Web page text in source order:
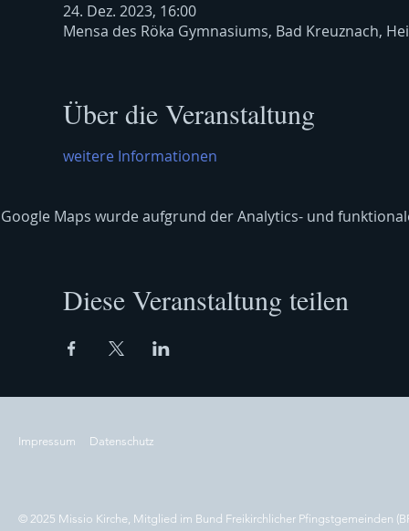
24. Dez. 2023, 16:00
Mensa des Röka Gymnasiums, Bad Kreuznach,
Über die Veranstaltung
weitere Informationen
Google Maps wurde aufgrund der Analytics- und
Diese Veranstaltung teilen
Impressum Datenschutz
© 2025 Missio Kirche, Mitglied im Bund Freikirchlicher Pfingstgemeinden